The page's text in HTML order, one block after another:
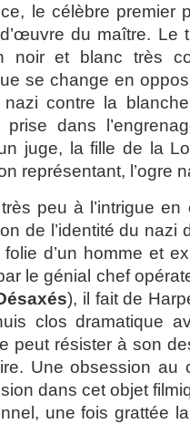
le célèbre premier
du maître.
noir et blanc très
se change en
nazi contre la
prise dans
juge, la fille de la
représentant, l’ogre
peu à l’intrigue
de l’identité du nazi
d’un homme et
le génial chef
), il fait de
clos dramatique
peut résister à son
Une obsession
dans cet objet
une fois grattée